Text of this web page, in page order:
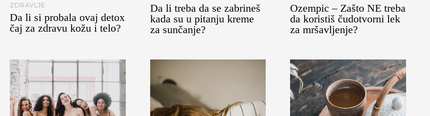
ZDRAVLJE
Da li si probala ovaj detox
čaj za zdravu kožu i telo?
Da li treba da se zabrineš
kada su u pitanju kreme
za sunčanje?
Ozempic – Zašto NE treba
da koristiš čudotvorni lek
za mršavljenje?